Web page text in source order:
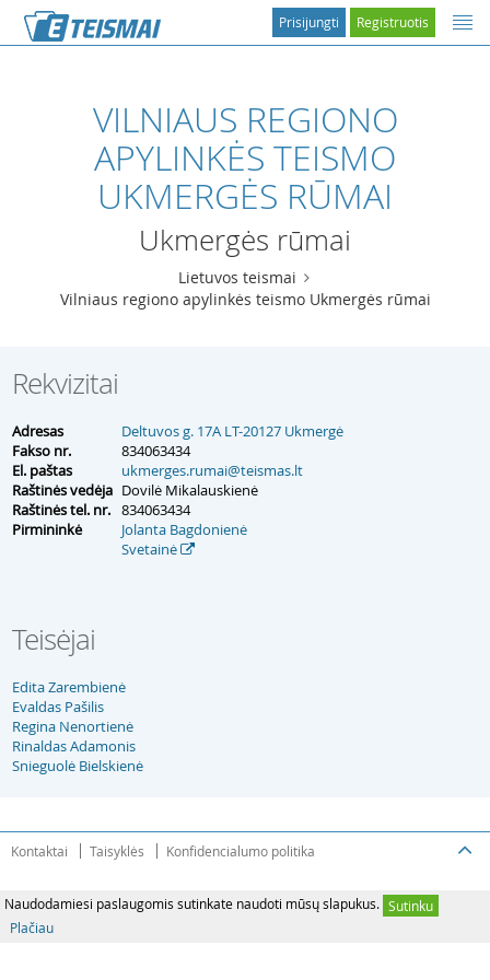
Naudodamiesi paslaugomis sutinkate naudoti mūsų slapukus. Sutinku
Plačiau
Registruotis
Prisijungti
VILNIAUS REGIONO
APYLINKĖS TEISMO
UKMERGĖS RŪMAI
Ukmergės rūmai
Lietuvos teismai
Vilniaus regiono apylinkės teismo Ukmergės rūmai
Rekvizitai
Adresas
Deltuvos g. 17A LT-20127 Ukmergė
Fakso nr.
834063434
El. paštas
ukmerges.rumai@teismas.lt
Raštinės vedėja Dovilė Mikalauskienė
Raštinės tel. nr. 834063434
Pirmininkė
Jolanta Bagdonienė
Svetainė
Teisėjai
Edita Zarembienė
Evaldas Pašilis
Regina Nenortienė
Rinaldas Adamonis
Snieguolė Bielskienė
Kontaktai Taisyklės Konfidencialumo politika